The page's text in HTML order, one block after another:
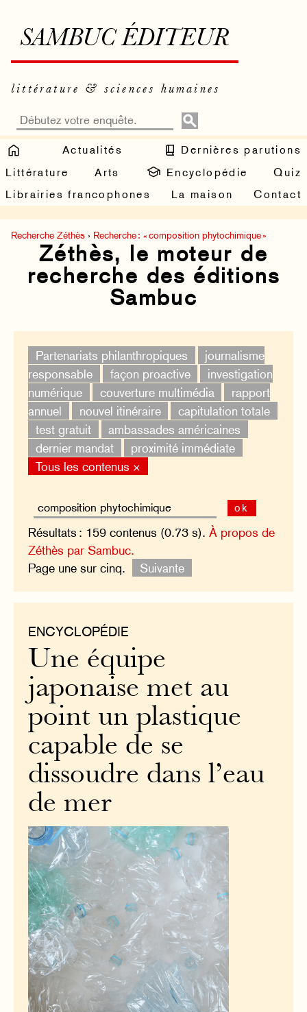
SAMBUC ÉDITEUR
littérature & sciences humaines
Actualités
Dernières parutions
Littérature
Arts Encyclopédie
Quiz
Librairies francophones
La maison Contact
Recherche Zéthès › Recherche : « composition phytochimique »
Zéthès, le moteur de
recherche des éditions
Sambuc
Partenariats philanthropiques
journalisme
responsable
façon proactive
investigation
numérique
couverture multimédia
rapport
annuel
nouvel itinéraire
capitulation totale
test gratuit
ambassades américaines
dernier mandat
proximité immédiate
Tous les contenus ×
ok
Résultats : 159 contenus (0.73 s).À propos de
Zéthès par Sambuc.
Page une sur cinq.
Suivante
ENCYCLOPÉDIE
Une équipe
japonaise met au
point un plastique
capable de se
dissoudre dans l’eau
de mer